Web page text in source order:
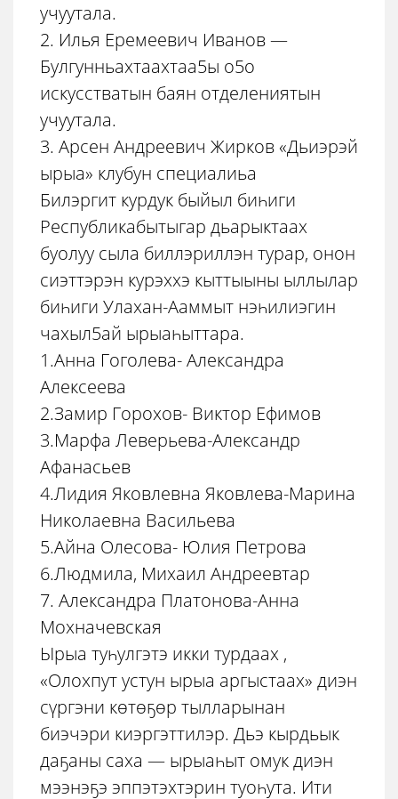
учуутала.
2. Илья Еремеевич Иванов —
Булгунньахтаахтаа5ы о5о
искусстватын баян отделениятын
учуутала.
3. Арсен Андреевич Жирков «Дьиэрэй
ырыа» клубун специалиьа
Билэргит курдук быйыл биһиги
Республикабытыгар дьарыктаах
буолуу сыла биллэриллэн турар, онон
сиэттэрэн курэххэ кыттыыны ыллылар
биһиги Улахан-Ааммыт нэһилиэгин
чахыл5ай ырыаһыттара.
1.Анна Гоголева- Александра
Алексеева
2.Замир Горохов- Виктор Ефимов
3.Марфа Леверьева-Александр
Афанасьев
4.Лидия Яковлевна Яковлева-Марина
Николаевна Васильева
5.Айна Олесова- Юлия Петрова
6.Людмила, Михаил Андреевтар
7. Александра Платонова-Анна
Мохначевская
Ырыа туһулгэтэ икки турдаах ,
«Олохпут устун ырыа аргыстаах» диэн
сүргэни көтөҕөр тылларынан
биэчэри киэргэттилэр. Дьэ кырдьык
даҕаны саха — ырыаһыт омук диэн
мээнэҕэ эппэтэхтэрин туоһута. Ити